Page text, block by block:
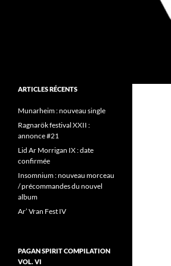
Folk Pagan Webzine
ARTICLES RÉCENTS
Munarheim : nouveau single
Ragnarök festival XXII :
annonce #21
Lid Ar Morrigan IX : date
confirmée
Insomnium : nouveau morceau
/ précommandes du nouvel
album
Ar’ Vran Fest IV
PAGAN SPIRIT COMPILATION
VOL. VI